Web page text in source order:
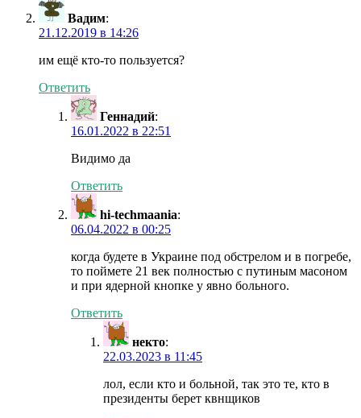
Вадим:
21.12.2019 в 14:26
им ещё кто-то пользуется?
Ответить
Геннадий:
16.01.2022 в 22:51
Видимо да
Ответить
hi-techmaania:
06.04.2022 в 00:25
когда будете в Украине под обстрелом и в погребе,
то поймете 21 век полностью с путиным масоном
и при ядерной кнопке у явно больного.
Ответить
некто:
22.03.2023 в 11:45
лол, если кто и больной, так это те, кто в
президенты берет квнщиков